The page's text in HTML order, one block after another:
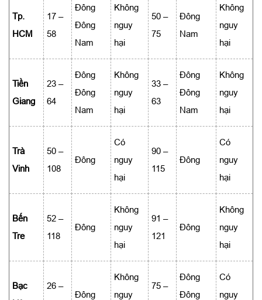
Tp.
HCM
17 –
58
Đông
Đông
Nam
Không
nguy
hại
50 –
75
Đông
Nam
Không
nguy
hại
Tiền
Giang
23 –
64
Đông
Đông
Nam
Không
nguy
hại
33 –
63
Đông
Đông
Nam
Không
nguy
hại
Trà
Vinh
50 –
108
Đông
Có
nguy
hại
90 –
115
Đông
Có
nguy
hại
Bến
Tre
52 –
118
Đông
Không
nguy
hại
91 –
121
Đông
Không
nguy
hại
Bạc
26 –
Đông
Không
nguy
75 –
Đông
Đông
Có
nguy